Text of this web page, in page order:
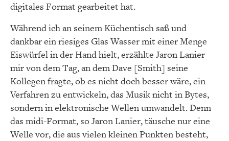
digitales Format gearbeitet hat.
Während ich an seinem Küchentisch saß und
dankbar ein riesiges Glas Wasser mit einer Menge
Eiswürfel in der Hand hielt, erzählte Jaron Lanier
mir von dem Tag, an dem Dave [Smith] seine
Kollegen fragte, ob es nicht doch besser wäre, ein
Verfahren zu entwickeln, das Musik nicht in Bytes,
sondern in elektronische Wellen umwandelt. Denn
das midi-Format, so Jaron Lanier, täusche nur eine
Welle vor, die aus vielen kleinen Punkten besteht,